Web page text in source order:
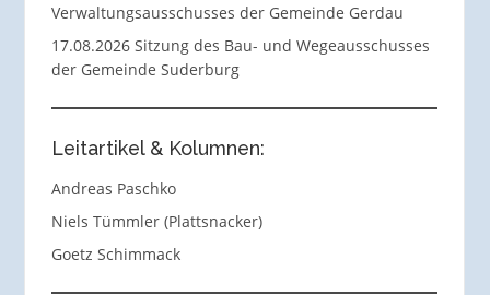
Verwaltungsausschusses der Gemeinde Gerdau
17.08.2026 Sitzung des Bau- und Wegeausschusses
der Gemeinde Suderburg
Leitartikel & Kolumnen:
Andreas Paschko
Niels Tümmler (Plattsnacker)
Goetz Schimmack